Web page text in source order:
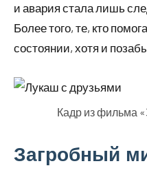
и авария стала лишь
Более того, те, кто
состоянии, хотя и
Кадр из фильма
Загробный